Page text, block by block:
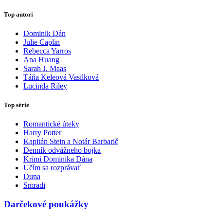
Top autori
Dominik Dán
Julie Caplin
Rebecca Yarros
Ana Huang
Sarah J. Maas
Táňa Keleová Vasilková
Lucinda Riley
Top série
Romantické úteky
Harry Potter
Kapitán Stein a Notár Barbarič
Denník odvážneho bojka
Krimi Dominika Dána
Učím sa rozprávať
Duna
Smradi
Darčekové poukážky